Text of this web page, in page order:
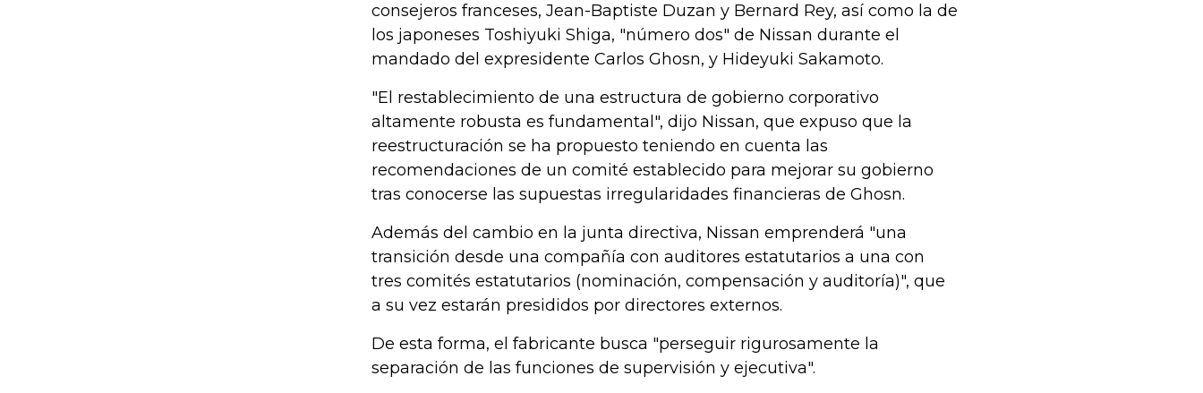
consejeros franceses, Jean-Baptiste Duzan y Bernard Rey, así como la de
los japoneses Toshiyuki Shiga, "número dos" de Nissan durante el
mandado del expresidente Carlos Ghosn, y Hideyuki Sakamoto.
"El restablecimiento de una estructura de gobierno corporativo
altamente robusta es fundamental", dijo Nissan, que expuso que la
reestructuración se ha propuesto teniendo en cuenta las
recomendaciones de un comité establecido para mejorar su gobierno
tras conocerse las supuestas irregularidades financieras de Ghosn.
Además del cambio en la junta directiva, Nissan emprenderá "una
transición desde una compañía con auditores estatutarios a una con
tres comités estatutarios (nominación, compensación y auditoría)", que
a su vez estarán presididos por directores externos.
De esta forma, el fabricante busca "perseguir rigurosamente la
separación de las funciones de supervisión y ejecutiva".